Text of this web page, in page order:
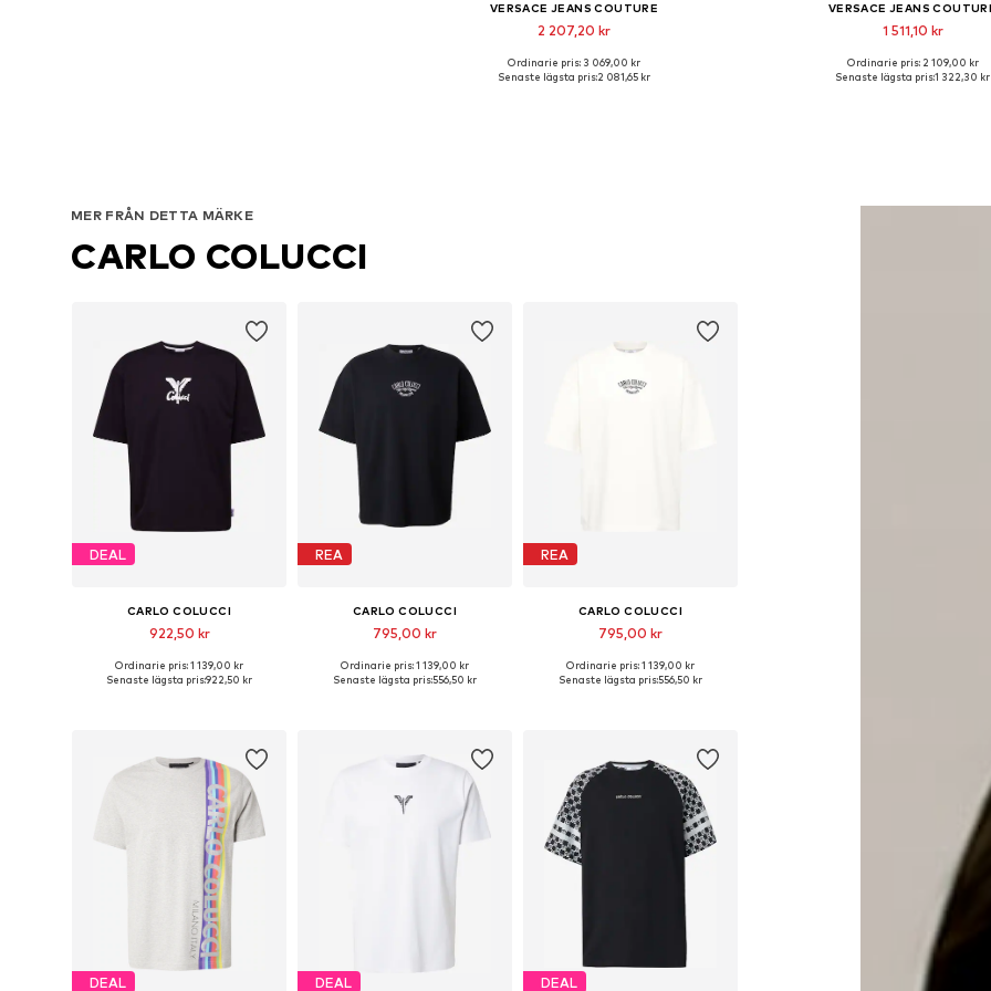
VERSACE JEANS COUTURE
2 207,20 kr
Tillgängliga storlekar: M
Ordinarie pris: 3 069,00 kr
Senaste lägsta pris:2 081,65 kr
VERSACE JEANS
1 511,10 kr
Tillgängliga storlekar: 40, 43
Ordinarie pris: 2 109,00 kr
Senaste lägsta pris:1 322,30 kr
MER FRÅN DETTA MÄRKE
CARLO COLUCCI
DEAL
CARLO COLUCCI
922,50 kr
Ordinarie pris: 1 139,00 kr
Senaste lägsta pris:922,50 kr
REA
CARLO COLUCCI
795,00 kr
Tillgängliga storlekar: S, M, L, XL
Ordinarie pris: 1 139,00 kr
Senaste lägsta pris:556,50 kr
REA
CARLO COLUCCI
795,00 kr
Tillgängliga storlekar: S, M, L, XL
Ordinarie pris: 1 139,00 kr
Senaste lägsta pris:556,50 kr
DEAL DEAL DEAL